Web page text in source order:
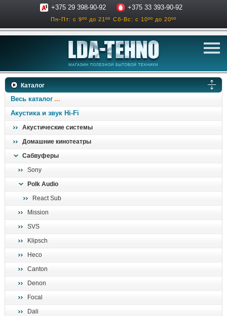
+375 29 398-90-92 +375 33 393-90-92
Пн-Пт: с 9ºº до 21ºº Сб-Вс: с 10ºº до 20ºº
телевизоры
ресиверы, усилители
проигрыватели
Каталог
Весь каталог
Акустика и звук Hi-Fi
Акустические системы
Домашние кинотеатры
Сабвуферы
Sony
Polk Audio
React Sub
Mission
SVS
Klipsch
Heco
Canton
Denon
Focal
Dali